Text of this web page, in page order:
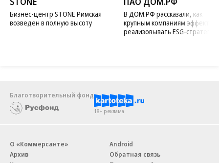
Бизнес-центр STONE Римская
возведен в полную высоту
В ДОМ.РФ рассказали, как
крупным компаниям
реализовывать ESG-стратегию
Благотворительный фонд
18+ реклама
О «Коммерсанте»
Архив
Android
Обратная связь